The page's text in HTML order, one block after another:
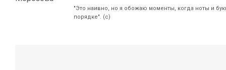
"Это наивно, но я обожаю моменты, когда ноты и
порядке". (с)